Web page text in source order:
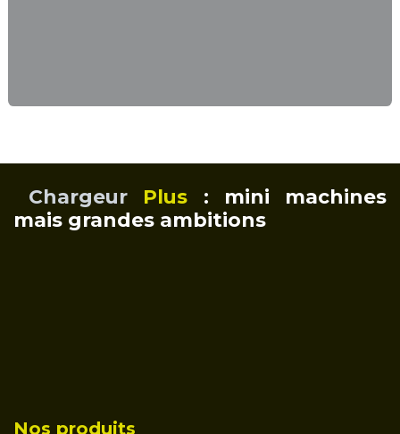
Chargeur Plus : mini machines
mais grandes ambitions
Nos produits